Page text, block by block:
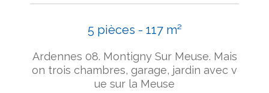
5 pièces - 117 m²
Ardennes 08. Montigny Sur Meuse. Mais
on trois chambres, garage, jardin avec v
ue sur la Meuse